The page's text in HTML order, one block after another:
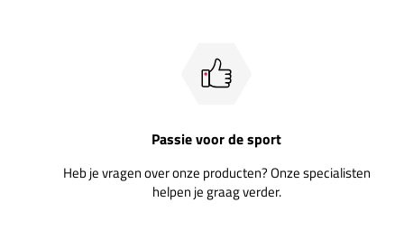
Passie voor de sport
Heb je vragen over onze producten? Onze specialisten
helpen je graag verder.